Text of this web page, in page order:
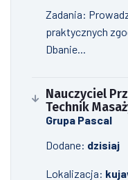
Zadania:
praktycznych
Dbanie...
Nauczyciel
Technik
Grupa Pascal
Dodane: dzisiaj
Lokalizacja: